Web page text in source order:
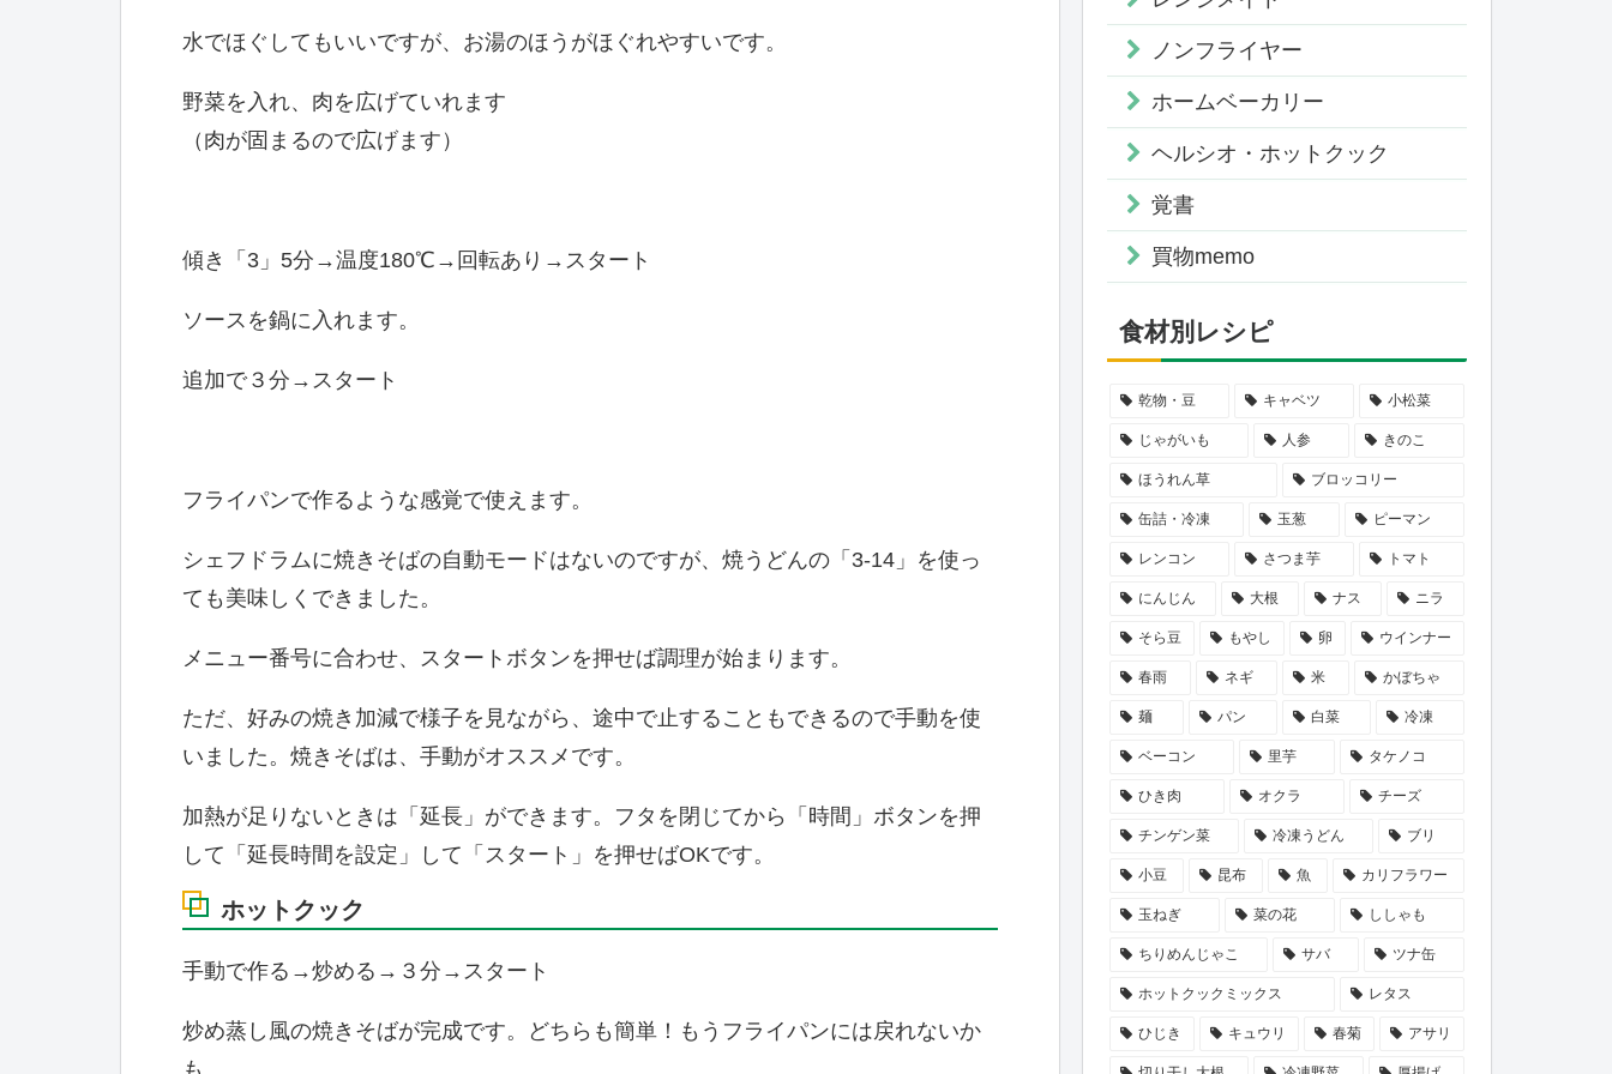
水でほぐしてもいいですが、お湯のほうがほぐれやすいです。
野菜を入れ、肉を広げていれます
（肉が固まるので広げます）
傾き「3」5分→温度180℃→回転あり→スタート
ソースを鍋に入れます。
追加で３分→スタート
フライパンで作るような感覚で使えます。
シェフドラムに焼きそばの自動モードはないのですが、焼うどんの「3-14」を使っ
ても美味しくできました。
メニュー番号に合わせ、スタートボタンを押せば調理が始まります。
ただ、好みの焼き加減で様子を見ながら、途中で止することもできるので手動を使
いました。焼きそばは、手動がオススメです。
加熱が足りないときは「延長」ができます。フタを閉じてから「時間」ボタンを押
して「延長時間を設定」して「スタート」を押せばOKです。
ホットクック
手動で作る→炒める→３分→スタート
炒め蒸し風の焼きそばが完成です。どちらも簡単！もうフライパンには戻れないか
も。
ノンフライヤー
ホームベーカリー
ヘルシオ・ホットクック
覚書
買物memo
食材別レシピ
乾物・豆 キャベツ 小松菜
じゃがいも 人参 きのこ
ほうれん草 ブロッコリー
缶詰・冷凍 玉葱 ピーマン
レンコン さつま芋 トマト
にんじん 大根 ナス ニラ
そら豆 もやし 卵 ウインナー
春雨 ネギ 米 かぼちゃ
麺 パン 白菜 冷凍
ベーコン 里芋 タケノコ
ひき肉 オクラ チーズ
チンゲン菜 冷凍うどん ブリ
小豆 昆布 魚 カリフラワー
玉ねぎ 菜の花 ししゃも
ちりめんじゃこ サバ ツナ缶
ホットクックミックス レタス
ひじき キュウリ 春菊 アサリ